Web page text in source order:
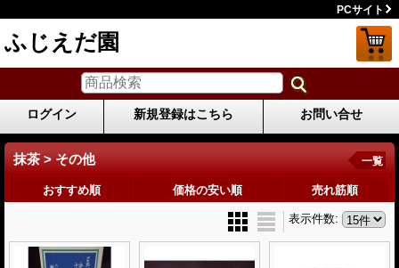
PCサイト
ふじえだ園
ログイン 新規登録はこちら お問い合せ
抹茶 > その他 一覧
おすすめ順 価格の安い順 売れ筋順
表示件数: